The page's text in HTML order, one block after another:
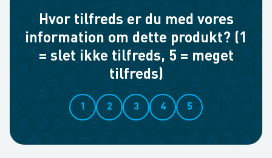
Hvor tilfreds er du med vores
information om dette produkt? (1
= slet ikke tilfreds, 5 = meget
tilfreds)
1 2 3 4 5